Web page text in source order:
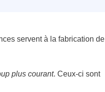
servent à la fabrication de
plus courant. Ceux-ci sont